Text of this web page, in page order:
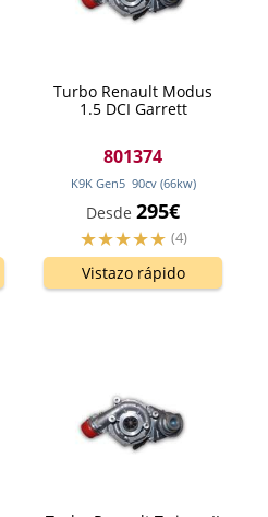
Turbo Renault Modus
1.5 DCI Garrett
801374
K9K Gen5 90cv (66kw)
Desde 295€
(4)
Vistazo rápido